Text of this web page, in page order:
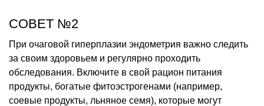
СОВЕТ №2
При очаговой гиперплазии эндометрия важно следить
за своим здоровьем и регулярно проходить
обследования. Включите в свой рацион питания
продукты, богатые фитоэстрогенами (например,
соевые продукты, льняное семя), которые могут